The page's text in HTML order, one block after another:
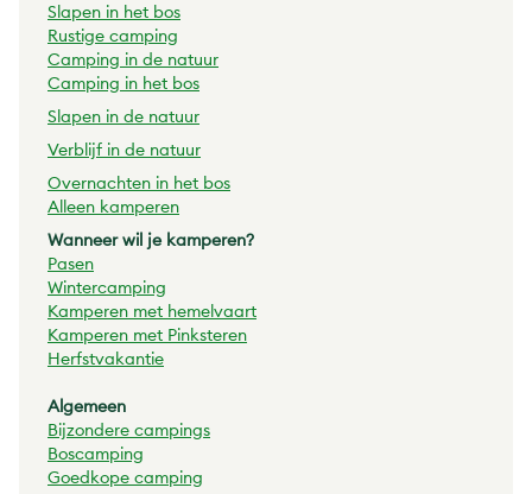
Slapen in het bos
Rustige camping
Camping in de natuur
Camping in het bos
Slapen in de natuur
Verblijf in de natuur
Overnachten in het bos
Alleen kamperen
Wanneer wil je kamperen?
Pasen
Wintercamping
Kamperen met hemelvaart
Kamperen met Pinksteren
Herfstvakantie
Algemeen
Bijzondere campings
Boscamping
Goedkope camping